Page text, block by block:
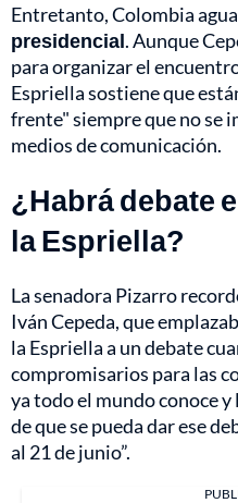
Entretanto, Colombia
presidencial. Aunque
para organizar el
Espriella sostiene que
frente" siempre que no se
medios de comunicación.
¿Habrá debate
la Espriella?
La senadora Pizarro
Iván Cepeda, que
la Espriella a un debate
compromisarios para las
ya todo el mundo conoce y
de que se pueda dar ese
al 21 de junio”.